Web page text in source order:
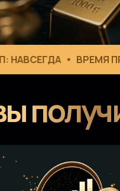
ВРЕМЯ
слитки, монеты, ETF,
ОМС, ЦФА, фьючерсы